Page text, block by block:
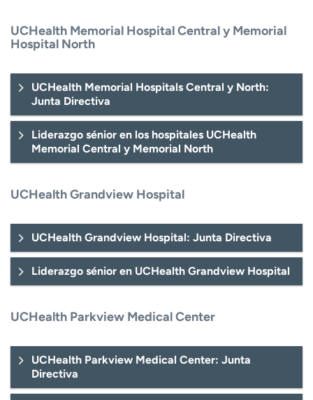
y
ú
e
o
a
UCHealth Memorial Hospital Central y Memorial
Hospital North
UCHealth Memorial Hospitals Central y North:
Junta Directiva
Liderazgo sénior en los hospitales UCHealth
Memorial Central y Memorial North
UCHealth Grandview Hospital
UCHealth Grandview Hospital: Junta Directiva
Liderazgo sénior en UCHealth Grandview Hospital
UCHealth Parkview Medical Center
UCHealth Parkview Medical Center: Junta
Directiva